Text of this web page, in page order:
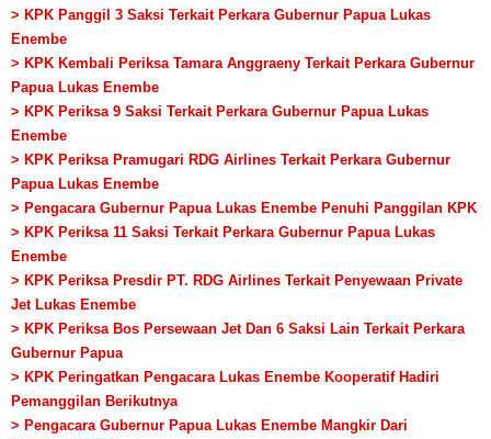
> KPK Panggil 3 Saksi Terkait Perkara Gubernur Papua Lukas
Enembe
> KPK Kembali Periksa Tamara Anggraeny Terkait Perkara Gubernur
Papua Lukas Enembe
> KPK Periksa 9 Saksi Terkait Perkara Gubernur Papua Lukas
Enembe
> KPK Periksa Pramugari RDG Airlines Terkait Perkara Gubernur
Papua Lukas Enembe
> Pengacara Gubernur Papua Lukas Enembe Penuhi Panggilan KPK
> KPK Periksa 11 Saksi Terkait Perkara Gubernur Papua Lukas
Enembe
> KPK Periksa Presdir PT. RDG Airlines Terkait Penyewaan Private
Jet Lukas Enembe
> KPK Periksa Bos Persewaan Jet Dan 6 Saksi Lain Terkait Perkara
Gubernur Papua
> KPK Peringatkan Pengacara Lukas Enembe Kooperatif Hadiri
Pemanggilan Berikutnya
> Pengacara Gubernur Papua Lukas Enembe Mangkir Dari